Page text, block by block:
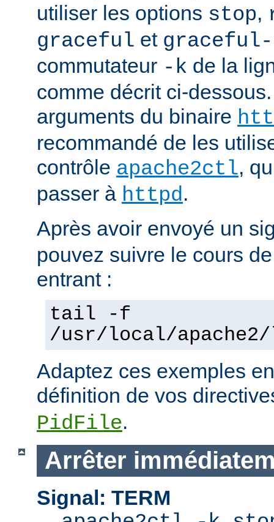
utiliser les options stop,
graceful et
commutateur -k de la
comme décrit ci-
arguments du binaire
recommandé de les
contrôle apache2ctl,
passer à httpd.
Après avoir envoyé un
pouvez suivre le cours
entrant :
tail -f
/usr/local/
Adaptez ces exemples
définition de vos
PidFile.
Arrêter
Signal: TERM